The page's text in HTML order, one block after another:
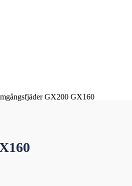
GX200 GX160